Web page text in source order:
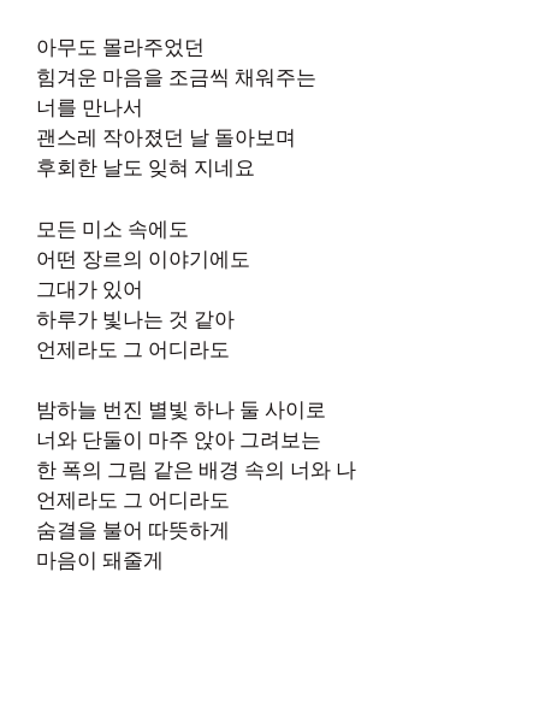
아무도 몰라주었던
힘겨운 마음을 조금씩 채워주는
너를 만나서
괜스레 작아졌던 날 돌아보며
후회한 날도 잊혀 지네요
모든 미소 속에도
어떤 장르의 이야기에도
그대가 있어
하루가 빛나는 것 같아
언제라도 그 어디라도
밤하늘 번진 별빛 하나 둘 사이로
너와 단둘이 마주 앉아 그려보는
한 폭의 그림 같은 배경 속의 너와 나
언제라도 그 어디라도
숨결을 불어 따뜻하게
마음이 돼줄게